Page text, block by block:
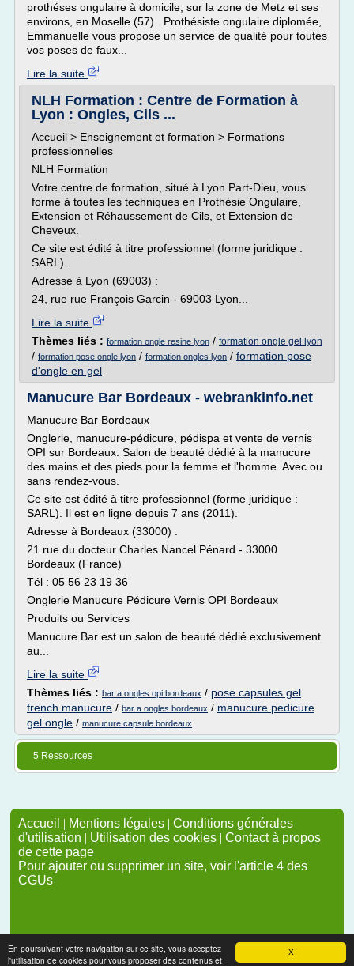
X
En poursuivant votre navigation sur ce site, vous acceptez
l'utilisation de cookies pour vous proposer des contenus et
prothéses ongulaire à domicile, sur la zone de Metz et ses
environs, en Moselle (57) . Prothésiste ongulaire diplomée,
Emmanuelle vous propose un service de qualité pour toutes
vos poses de faux...
Lire la suite
NLH Formation : Centre de Formation à
Lyon : Ongles, Cils ...
Accueil > Enseignement et formation > Formations
professionnelles
NLH Formation
Votre centre de formation, situé à Lyon Part-Dieu, vous
forme à toutes les techniques en Prothésie Ongulaire,
Extension et Réhaussement de Cils, et Extension de
Cheveux.
Ce site est édité à titre professionnel (forme juridique :
SARL).
Adresse à Lyon (69003) :
24, rue rue François Garcin - 69003 Lyon...
Lire la suite
Thèmes liés : formation ongle resine lyon / formation ongle gel lyon
/ formation pose ongle lyon / formation ongles lyon / formation pose
d'ongle en gel
Manucure Bar Bordeaux - webrankinfo.net
Manucure Bar Bordeaux
Onglerie, manucure-pédicure, pédispa et vente de vernis
OPI sur Bordeaux. Salon de beauté dédié à la manucure
des mains et des pieds pour la femme et l'homme. Avec ou
sans rendez-vous.
Ce site est édité à titre professionnel (forme juridique :
SARL). Il est en ligne depuis 7 ans (2011).
Adresse à Bordeaux (33000) :
21 rue du docteur Charles Nancel Pénard - 33000
Bordeaux (France)
Tél : 05 56 23 19 36
Onglerie Manucure Pédicure Vernis OPI Bordeaux
Produits ou Services
Manucure Bar est un salon de beauté dédié exclusivement
au...
Lire la suite
Thèmes liés : bar a ongles opi bordeaux / pose capsules gel
french manucure / bar a ongles bordeaux / manucure pedicure
gel ongle / manucure capsule bordeaux
5 Ressources
Accueil | Mentions légales | Conditions générales
d'utilisation | Utilisation des cookies | Contact à propos
de cette page
Pour ajouter ou supprimer un site, voir l'article 4 des
CGUs